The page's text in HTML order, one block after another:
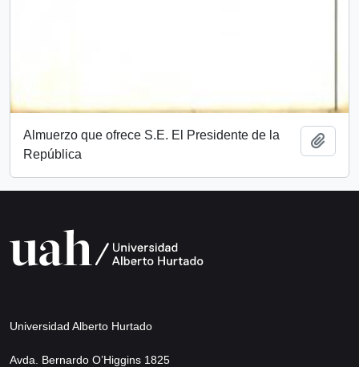
Almuerzo que ofrece S.E. El Presidente de la
República
Universidad Alberto Hurtado
Avda. Bernardo O’Higgins 1825